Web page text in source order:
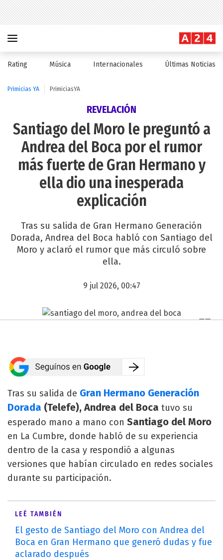
Rating Música Internacionales Últimas Noticias
Primicias YA PrimiciasYA
REVELACIÓN
Santiago del Moro le preguntó a
Andrea del Boca por el rumor
más fuerte de Gran Hermano y
ella dio una inesperada
explicación
Tras su salida de Gran Hermano Generación
Dorada, Andrea del Boca habló con Santiago del
Moro y aclaró el rumor que más circuló sobre
ella.
9 jul 2026, 00:47
Tras su salida de Gran Hermano Generación
Dorada (Telefe), Andrea del Boca tuvo su
esperado mano a mano con Santiago del Moro
en La Cumbre, donde habló de su experiencia
dentro de la casa y respondió a algunas
versiones que habían circulado en redes sociales
durante su participación.
LEÉ TAMBIÉN
El gesto de Santiago del Moro con Andrea del
Boca en Gran Hermano que generó dudas y fue
aclarado después